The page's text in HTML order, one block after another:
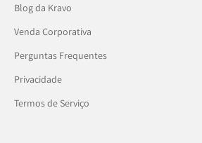
Blog da Kravo
Venda Corporativa
Perguntas Frequentes
Privacidade
Termos de Serviço